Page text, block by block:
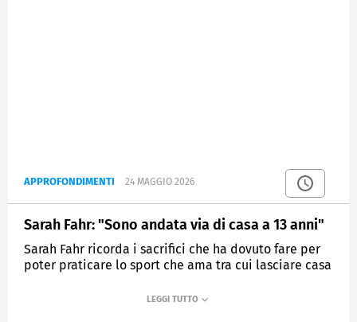
APPROFONDIMENTI 24 MAGGIO 2026
Sarah Fahr: "Sono andata via di casa a 13 anni"
Sarah Fahr ricorda i sacrifici che ha dovuto fare per
poter praticare lo sport che ama tra cui lasciare casa